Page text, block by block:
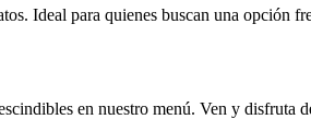
Ideal para quienes buscan una opción
en nuestro menú. Ven y disfruta